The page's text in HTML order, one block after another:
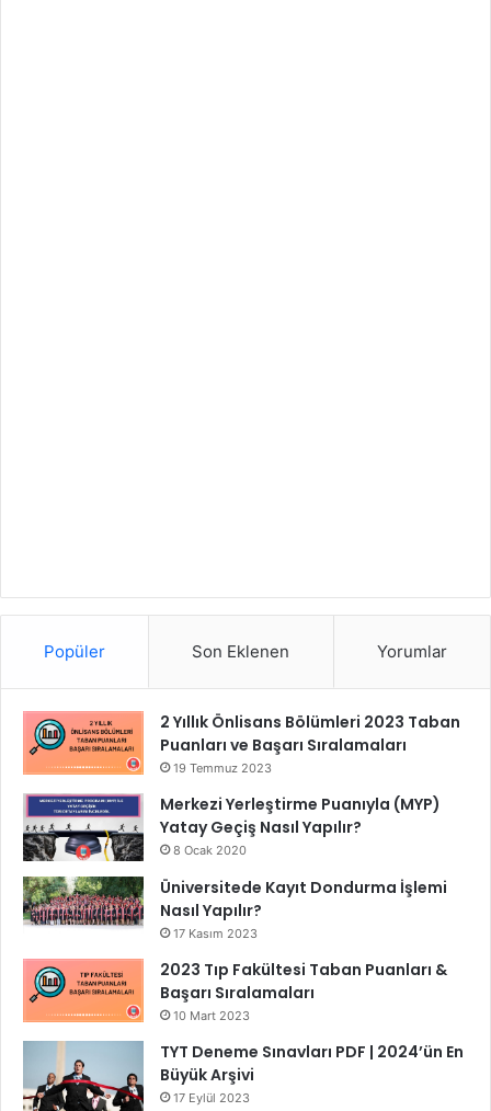
Popüler Son Eklenen Yorumlar
2 Yıllık Önlisans Bölümleri 2023 Taban
Puanları ve Başarı Sıralamaları
19 Temmuz 2023
Merkezi Yerleştirme Puanıyla (MYP)
Yatay Geçiş Nasıl Yapılır?
8 Ocak 2020
Üniversitede Kayıt Dondurma İşlemi
Nasıl Yapılır?
17 Kasım 2023
2023 Tıp Fakültesi Taban Puanları &
Başarı Sıralamaları
10 Mart 2023
TYT Deneme Sınavları PDF | 2024’ün En
Büyük Arşivi
17 Eylül 2023